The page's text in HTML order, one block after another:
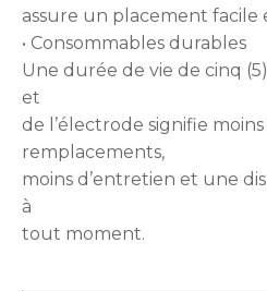
assure un placement facile
• Consommables durables
Une durée de vie de cinq
et
de l’électrode signifie
remplacements,
moins d’entretien et une
à
tout moment.